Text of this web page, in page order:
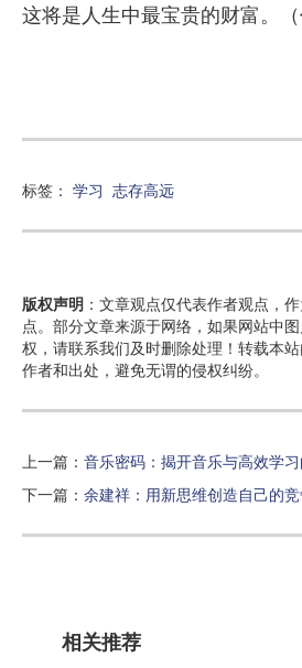
这将是人生中最宝贵的财富。（
标签： 学习 志存高远
版权声明 ：文章观点仅代表作者观点，
点。部分文章来源于网络，如果网站中
权，请联系我们及时删除处理！转载本站
作者和出处，避免无谓的侵权纠纷。
上一篇： 音乐密码：揭开音乐与高效学
下一篇： 余建祥：用新思维创造自己的
相关推荐